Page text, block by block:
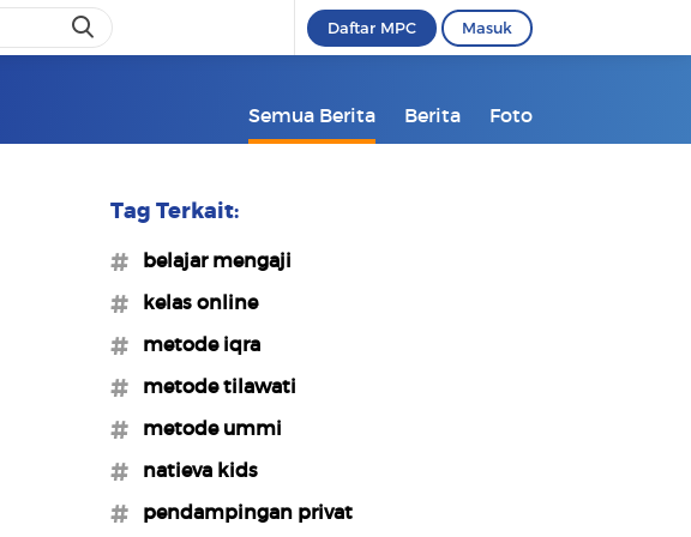
Daftar MPC Masuk
Semua Berita Berita Foto
Tag Terkait:
#belajar mengaji
#kelas online
#metode iqra
#metode tilawati
#metode ummi
#natieva kids
#pendampingan privat